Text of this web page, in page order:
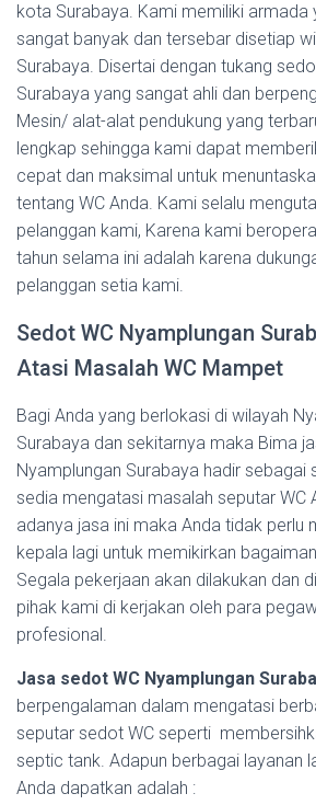
kota Surabaya. Kami memiliki armada
sangat banyak dan tersebar disetiap
Surabaya. Disertai dengan tukang
Surabaya yang sangat ahli dan
Mesin/ alat-alat pendukung yang
lengkap sehingga kami dapat
cepat dan maksimal untuk
tentang WC Anda. Kami selalu
pelanggan kami, Karena kami
tahun selama ini adalah karena
pelanggan setia kami.
Sedot WC Nyamplungan
Atasi Masalah WC Mampet
Bagi Anda yang berlokasi di wilayah
Surabaya dan sekitarnya maka Bima
Nyamplungan Surabaya hadir sebagai
sedia mengatasi masalah seputar WC
adanya jasa ini maka Anda tidak perlu
kepala lagi untuk memikirkan
Segala pekerjaan akan dilakukan dan
pihak kami di kerjakan oleh para
profesional.
Jasa sedot WC Nyamplungan
berpengalaman dalam mengatasi
seputar sedot WC seperti
septic tank. Adapun berbagai layanan
Anda dapatkan adalah :